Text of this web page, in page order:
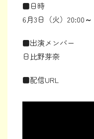
■日時
6月3日（火）20:00～
■出演メンバー
日比野芽奈
■配信URL